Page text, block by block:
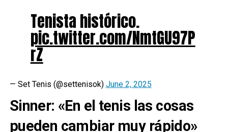
Tenista histórico.
pic.twitter.com/NmtGU97P
rZ
— Set Tenis (@settenisok) June 2, 2025
Sinner: «En el tenis las cosas
pueden cambiar muy rápido»